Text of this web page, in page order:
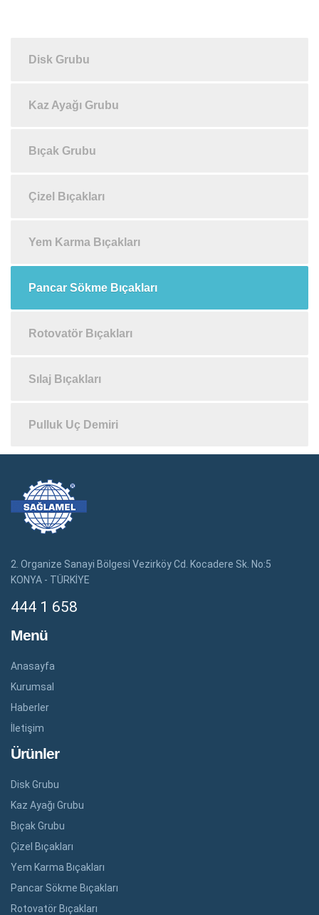
Disk Grubu
Kaz Ayağı Grubu
Bıçak Grubu
Çizel Bıçakları
Yem Karma Bıçakları
Pancar Sökme Bıçakları
Rotovatör Bıçakları
Sılaj Bıçakları
Pulluk Uç Demiri
2. Organize Sanayi Bölgesi Vezirköy Cd. Kocadere Sk. No:5
KONYA - TÜRKİYE
444 1 658
Menü
Anasayfa
Kurumsal
Haberler
İletişim
Ürünler
Disk Grubu
Kaz Ayağı Grubu
Bıçak Grubu
Çizel Bıçakları
Yem Karma Bıçakları
Pancar Sökme Bıçakları
Rotovatör Bıçakları